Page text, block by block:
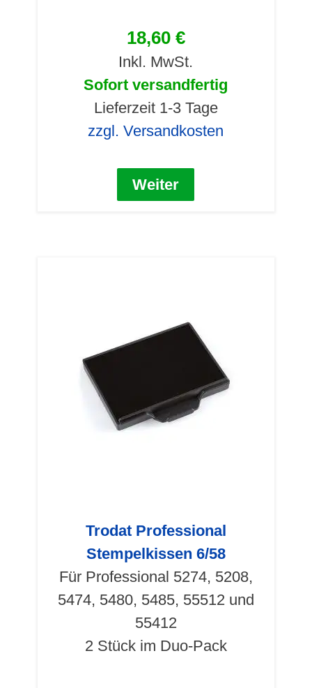
18,60 €
Inkl. MwSt.
Sofort versandfertig
Lieferzeit 1-3 Tage
zzgl. Versandkosten
Weiter
Trodat Professional
Stempelkissen 6/58
Für Professional 5274, 5208,
5474, 5480, 5485, 55512 und
55412
2 Stück im Duo-Pack